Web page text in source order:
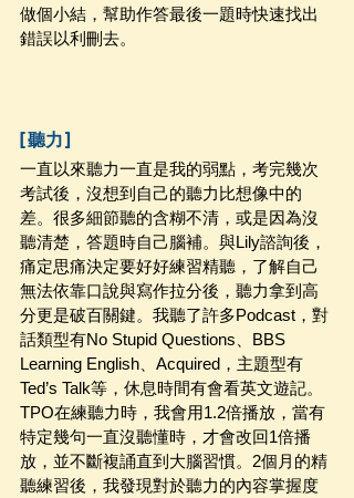
做個小結，幫助作答最後一題時快速找出
錯誤以利刪去。
[聽力]
一直以來聽力一直是我的弱點，考完幾次
考試後，沒想到自己的聽力比想像中的
差。很多細節聽的含糊不清，或是因為沒
聽清楚，答題時自己腦補。與Lily諮詢後，
痛定思痛決定要好好練習精聽，了解自己
無法依靠口說與寫作拉分後，聽力拿到高
分更是破百關鍵。我聽了許多Podcast，對
話類型有No Stupid Questions、BBS
Learning English、Acquired，主題型有
Ted’s Talk等，休息時間有會看英文遊記。
TPO在練聽力時，我會用1.2倍播放，當有
特定幾句一直沒聽懂時，才會改回1倍播
放，並不斷複誦直到大腦習慣。2個月的精
聽練習後，我發現對於聽力的內容掌握度